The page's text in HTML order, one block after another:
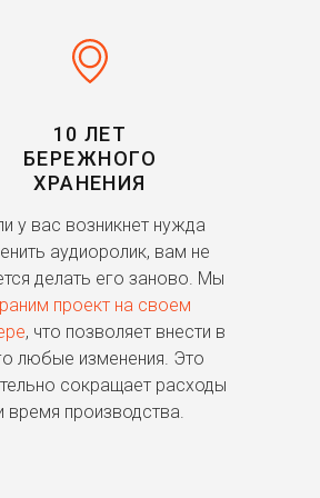
10 ЛЕТ
БЕРЕЖНОГО
ХРАНЕНИЯ
у вас возникнет нужда
аудиоролик, вам не
делать его заново. Мы
проект на своем
, что позволяет внести в
любые изменения. Это
сокращает расходы
время производства.